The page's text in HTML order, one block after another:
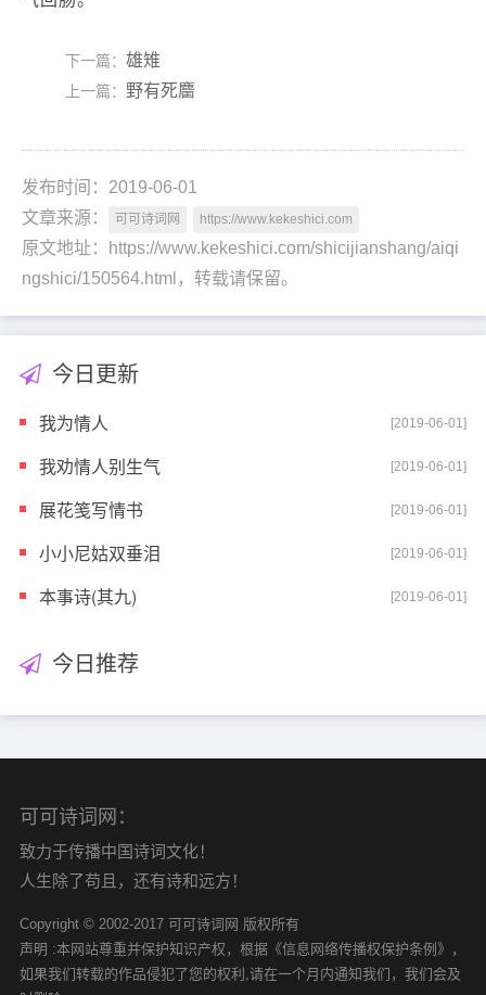
下一篇： 雄雉
上一篇： 野有死麕
发布时间：2019-06-01
文章来源：
可可诗词网 https://www.kekeshici.com
原文地址：https://www.kekeshici.com/shicijianshang/aiqi
ngshici/150564.html，转载请保留。
今日更新
我为情人 [2019-06-01]
我劝情人别生气 [2019-06-01]
展花笺写情书 [2019-06-01]
小小尼姑双垂泪 [2019-06-01]
本事诗(其九) [2019-06-01]
今日推荐
可可诗词网：
致力于传播中国诗词文化！
人生除了苟且，还有诗和远方！
Copyright © 2002-2017 可可诗词网 版权所有
声明 :本网站尊重并保护知识产权，根据《信息网络传播权保护条例》，
如果我们转载的作品侵犯了您的权利,请在一个月内通知我们，我们会及